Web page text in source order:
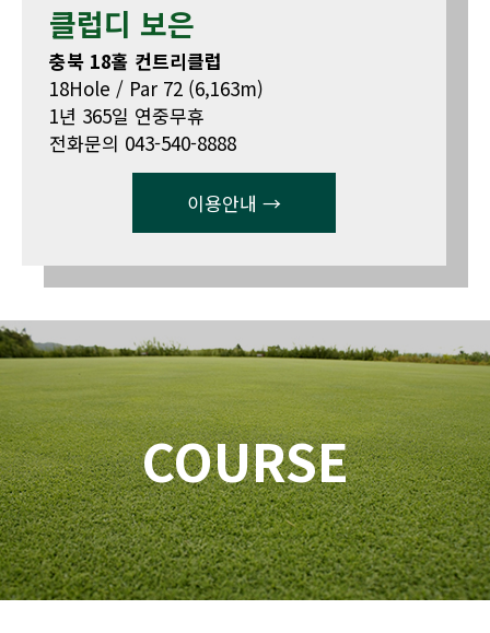
클럽디 보은
충북 18홀 컨트리클럽
18Hole / Par 72 (6,163m)
1년 365일 연중무휴
전화문의 043-540-8888
이용안내 →
COURSE